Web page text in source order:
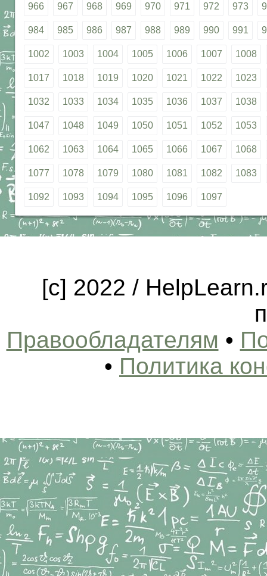
966 967 968 969 970 971 972 973
984 985 986 987 988 989 990 991
1002 1003 1004 1005 1006 1007 1008
1017 1018 1019 1020 1021 1022 1023
1032 1033 1034 1035 1036 1037 1038
1047 1048 1049 1050 1051 1052 1053
1062 1063 1064 1065 1066 1067 1068
1077 1078 1079 1080 1081 1082 1083
1092 1093 1094 1095 1096 1097
[c] 2022 /
Правообладателям •
• Политика